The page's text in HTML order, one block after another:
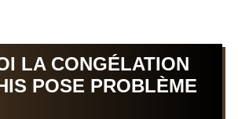
LA CONGÉLATION
POSE PROBLÈME